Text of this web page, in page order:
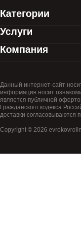
Категории
Услуги
Компания
Данный интернет-сайт
информация носит
является публичной
Гражданского кодекса
доставки согласовываются
Copyright © 2026